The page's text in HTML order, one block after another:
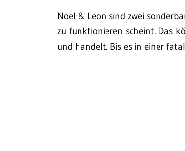
Noel & Leon sind zwei
zu funktionieren scheint. Das
und handelt. Bis es in einer